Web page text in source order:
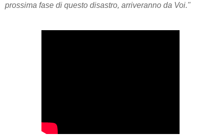
prossima fase di questo disastro, arriveranno da Voi."